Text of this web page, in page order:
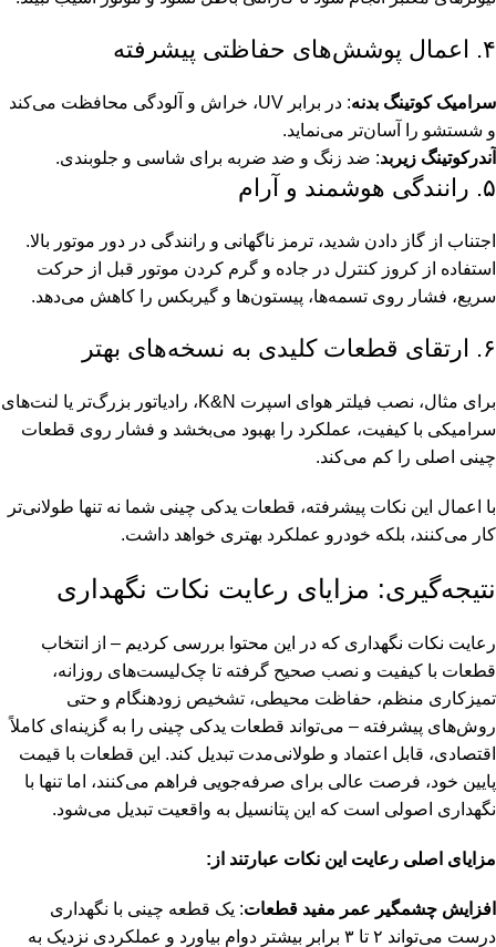
۴. اعمال پوشش‌های حفاظتی پیشرفته
سرامیک کوتینگ بدنه
: در برابر UV، خراش و آلودگی محافظت می‌کند
و شستشو را آسان‌تر می‌نماید.
آندرکوتینگ زیربد: ضد زنگ و ضد ضربه برای شاسی و جلوبندی.
۵. رانندگی هوشمند و آرام
اجتناب از گاز دادن شدید، ترمز ناگهانی و رانندگی در دور موتور بالا.
استفاده از کروز کنترل در جاده و گرم کردن موتور قبل از حرکت
سریع، فشار روی تسمه‌ها، پیستون‌ها و گیربکس را کاهش می‌دهد.
۶. ارتقای قطعات کلیدی به نسخه‌های بهتر
برای مثال، نصب فیلتر هوای اسپرت K&N، رادیاتور بزرگ‌تر یا لنت‌های
سرامیکی با کیفیت، عملکرد را بهبود می‌بخشد و فشار روی قطعات
چینی اصلی را کم می‌کند.
با اعمال این نکات پیشرفته، قطعات یدکی چینی شما نه تنها طولانی‌تر
کار می‌کنند، بلکه خودرو عملکرد بهتری خواهد داشت.
نتیجه‌گیری: مزایای رعایت نکات نگهداری
رعایت نکات نگهداری که در این محتوا بررسی کردیم – از انتخاب
قطعات با کیفیت و نصب صحیح گرفته تا چک‌لیست‌های روزانه،
تمیزکاری منظم، حفاظت محیطی، تشخیص زودهنگام و حتی
روش‌های پیشرفته – می‌تواند قطعات یدکی چینی را به گزینه‌ای کاملاً
اقتصادی، قابل اعتماد و طولانی‌مدت تبدیل کند. این قطعات با قیمت
پایین خود، فرصت عالی برای صرفه‌جویی فراهم می‌کنند، اما تنها با
نگهداری اصولی است که این پتانسیل به واقعیت تبدیل می‌شود.
مزایای اصلی رعایت این نکات عبارتند از:
افزایش چشمگیر عمر مفید قطعات: یک قطعه چینی با نگهداری
درست می‌تواند ۲ تا ۳ برابر بیشتر دوام بیاورد و عملکردی نزدیک به